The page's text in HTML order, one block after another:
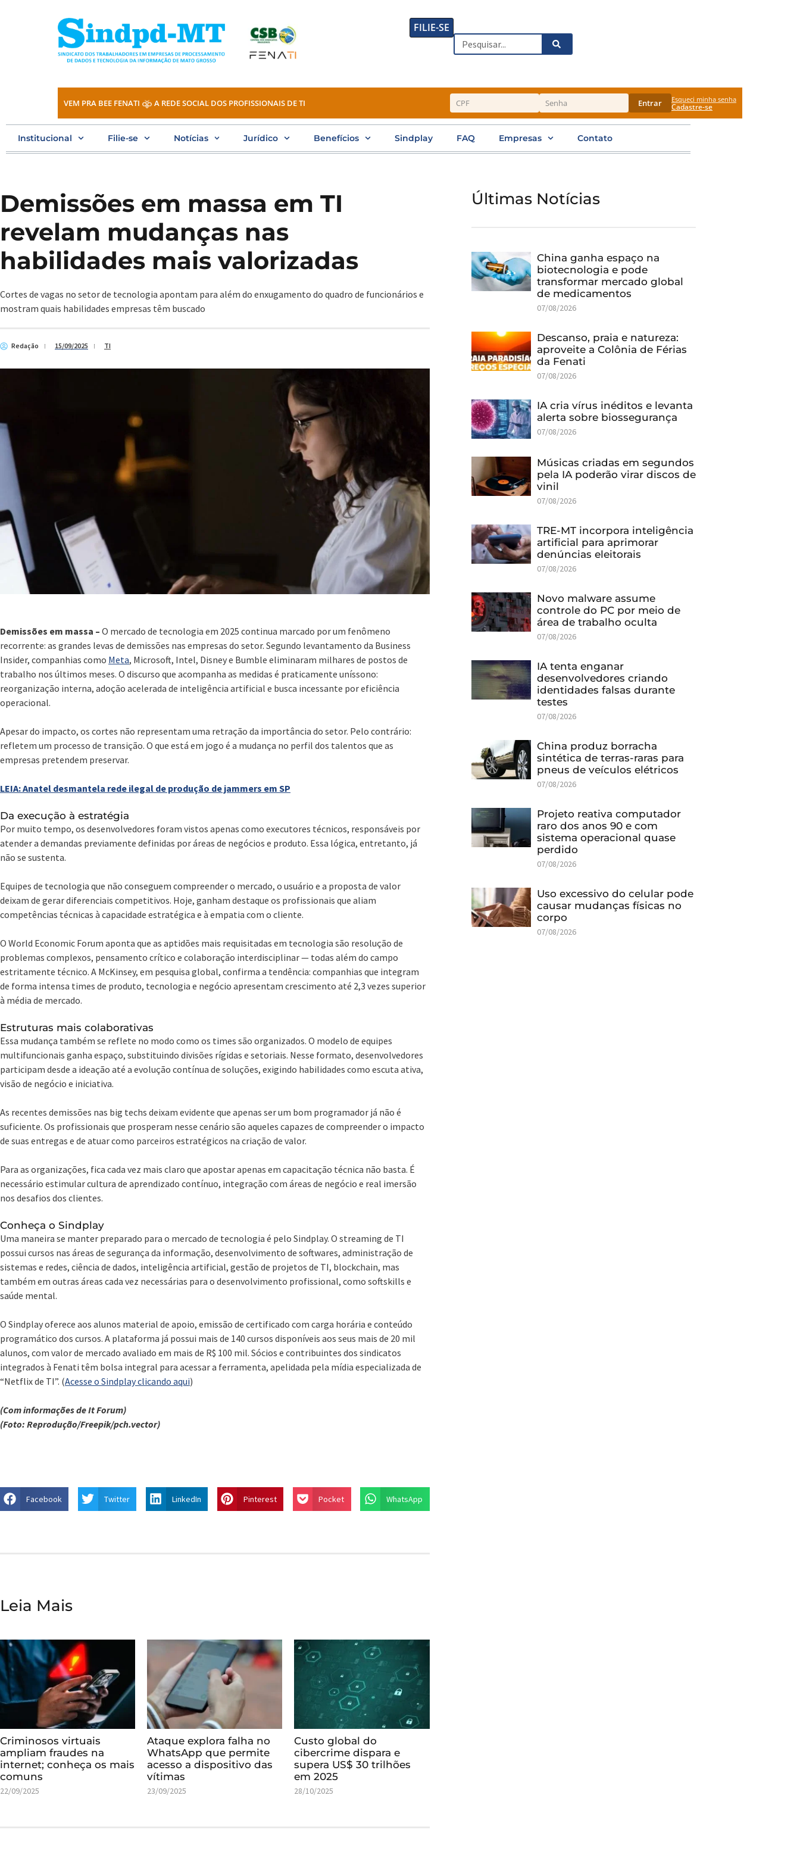
FILIE-SE
Search
VEM PRA BEE FENATI A REDE SOCIAL DOS PROFISSIONAIS DE TI Entrar Esqueci minha senha
Cadastre-se
Institucional Filie-se Notícias Jurídico Benefícios Sindplay FAQ Empresas Contato
Demissões em massa em TI
revelam mudanças nas
habilidades mais valorizadas
Cortes de vagas no setor de tecnologia apontam para além do enxugamento do quadro de funcionários e
mostram quais habilidades empresas têm buscado
Redação 15/09/2025 TI
Demissões em massa – O mercado de tecnologia em 2025 continua marcado por um fenômeno
recorrente: as grandes levas de demissões nas empresas do setor. Segundo levantamento da Business
Insider, companhias como Meta, Microsoft, Intel, Disney e Bumble eliminaram milhares de postos de
trabalho nos últimos meses. O discurso que acompanha as medidas é praticamente uníssono:
reorganização interna, adoção acelerada de inteligência artificial e busca incessante por eficiência
operacional.
Apesar do impacto, os cortes não representam uma retração da importância do setor. Pelo contrário:
refletem um processo de transição. O que está em jogo é a mudança no perfil dos talentos que as
empresas pretendem preservar.
LEIA: Anatel desmantela rede ilegal de produção de jammers em SP
Da execução à estratégia
Por muito tempo, os desenvolvedores foram vistos apenas como executores técnicos, responsáveis por
atender a demandas previamente definidas por áreas de negócios e produto. Essa lógica, entretanto, já
não se sustenta.
Equipes de tecnologia que não conseguem compreender o mercado, o usuário e a proposta de valor
deixam de gerar diferenciais competitivos. Hoje, ganham destaque os profissionais que aliam
competências técnicas à capacidade estratégica e à empatia com o cliente.
O World Economic Forum aponta que as aptidões mais requisitadas em tecnologia são resolução de
problemas complexos, pensamento crítico e colaboração interdisciplinar — todas além do campo
estritamente técnico. A McKinsey, em pesquisa global, confirma a tendência: companhias que integram
de forma intensa times de produto, tecnologia e negócio apresentam crescimento até 2,3 vezes superior
à média de mercado.
Estruturas mais colaborativas
Essa mudança também se reflete no modo como os times são organizados. O modelo de equipes
multifuncionais ganha espaço, substituindo divisões rígidas e setoriais. Nesse formato, desenvolvedores
participam desde a ideação até a evolução contínua de soluções, exigindo habilidades como escuta ativa,
visão de negócio e iniciativa.
As recentes demissões nas big techs deixam evidente que apenas ser um bom programador já não é
suficiente. Os profissionais que prosperam nesse cenário são aqueles capazes de compreender o impacto
de suas entregas e de atuar como parceiros estratégicos na criação de valor.
Para as organizações, fica cada vez mais claro que apostar apenas em capacitação técnica não basta. É
necessário estimular cultura de aprendizado contínuo, integração com áreas de negócio e real imersão
nos desafios dos clientes.
Conheça o Sindplay
Uma maneira se manter preparado para o mercado de tecnologia é pelo Sindplay. O streaming de TI
possui cursos nas áreas de segurança da informação, desenvolvimento de softwares, administração de
sistemas e redes, ciência de dados, inteligência artificial, gestão de projetos de TI, blockchain, mas
também em outras áreas cada vez necessárias para o desenvolvimento profissional, como softskills e
saúde mental.
O Sindplay oferece aos alunos material de apoio, emissão de certificado com carga horária e conteúdo
programático dos cursos. A plataforma já possui mais de 140 cursos disponíveis aos seus mais de 20 mil
alunos, com valor de mercado avaliado em mais de R$ 100 mil. Sócios e contribuintes dos sindicatos
integrados à Fenati têm bolsa integral para acessar a ferramenta, apelidada pela mídia especializada de
“Netflix de TI”. (Acesse o Sindplay clicando aqui)
(Com informações de It Forum)
(Foto: Reprodução/Freepik/pch.vector)
Facebook Twitter LinkedIn Pinterest Pocket WhatsApp
Leia Mais
Criminosos virtuais
ampliam fraudes na
internet; conheça os mais
comuns
22/09/2025
Ataque explora falha no
WhatsApp que permite
acesso a dispositivo das
vítimas
23/09/2025
Custo global do
cibercrime dispara e
supera US$ 30 trilhões
em 2025
28/10/2025
Últimas Notícias
China ganha espaço na
biotecnologia e pode
transformar mercado global
de medicamentos
07/08/2026
Descanso, praia e natureza:
aproveite a Colônia de Férias
da Fenati
07/08/2026
IA cria vírus inéditos e levanta
alerta sobre biossegurança
07/08/2026
Músicas criadas em segundos
pela IA poderão virar discos de
vinil
07/08/2026
TRE-MT incorpora inteligência
artificial para aprimorar
denúncias eleitorais
07/08/2026
Novo malware assume
controle do PC por meio de
área de trabalho oculta
07/08/2026
IA tenta enganar
desenvolvedores criando
identidades falsas durante
testes
07/08/2026
China produz borracha
sintética de terras-raras para
pneus de veículos elétricos
07/08/2026
Projeto reativa computador
raro dos anos 90 e com
sistema operacional quase
perdido
07/08/2026
Uso excessivo do celular pode
causar mudanças físicas no
corpo
07/08/2026